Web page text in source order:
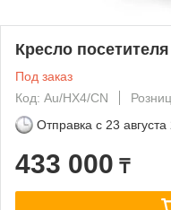
Кресло
Под заказ
Код: Au/HX4/CN
Отправка с 23
433 000 ₸